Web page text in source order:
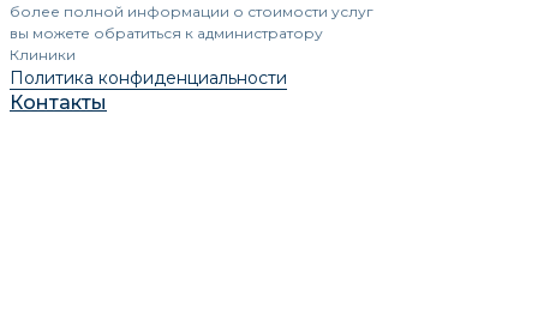
более полной информации о стоимости услуг
вы можете обратиться к администратору
Клиники
Политика конфиденциальности
Контакты